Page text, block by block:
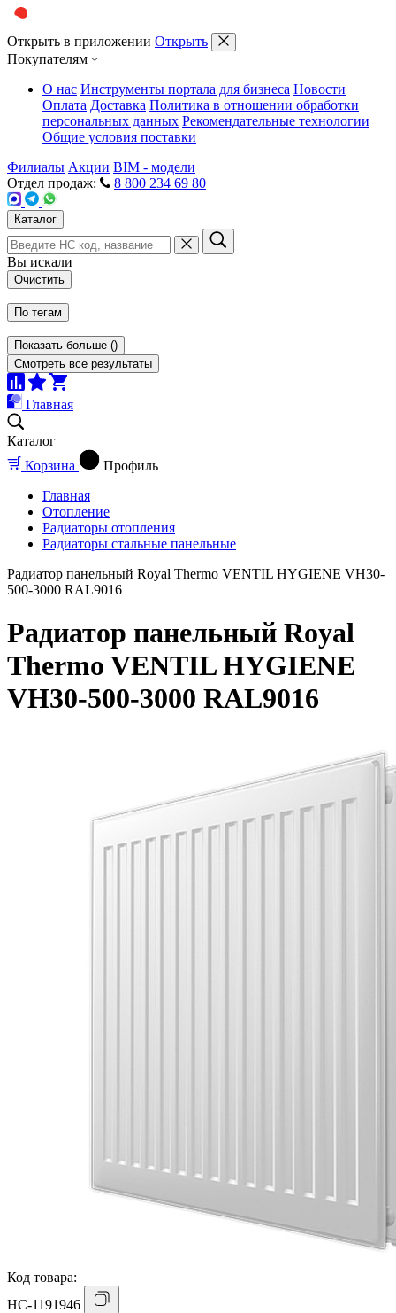
Открыть в приложении Открыть
Покупателям
О нас Инструменты портала для бизнеса Новости
Оплата Доставка Политика в отношении обработки
персональных данных Рекомендательные технологии
Общие условия поставки
Филиалы Акции BIM - модели
Отдел продаж:
8 800 234 69 80
Каталог
Вы искали
Очистить
По тегам
Показать больше ()
Смотреть все результаты
Главная
Каталог
Корзина
Профиль
Главная
Отопление
Радиаторы отопления
Радиаторы стальные панельные
Радиатор панельный Royal Thermo VENTIL HYGIENE VH30-
500-3000 RAL9016
Радиатор панельный Royal
Thermo VENTIL HYGIENE
VH30-500-3000 RAL9016
Код товара:
НС-1191946